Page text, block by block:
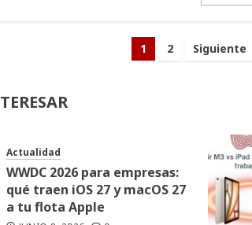
Paginación
1 2 Siguiente
Actualidad
WWDC 2026 para empresas:
qué traen iOS 27 y macOS 27
a tu flota Apple